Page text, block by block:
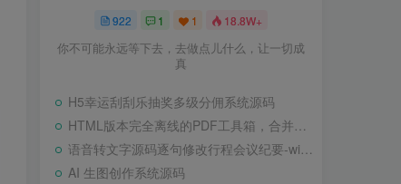
922 1 1 18.8W+
你不可能永远等下去，去做点儿什么，让一切成
真
H5幸运刮刮乐抽奖多级分佣系统源码
HTML版本完全离线的PDF工具箱，合并、拆分、旋转、删除、PDF转图片、图片转PDF
语音转文字源码逐句修改行程会议纪要-wisper版本
AI 生图创作系统源码